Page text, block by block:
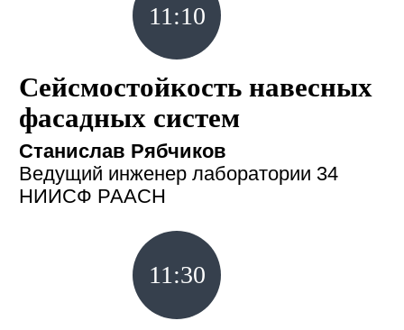
11:10
Сейсмостойкость навесных
фасадных систем
Станислав Рябчиков
Ведущий инженер лаборатории 34
НИИСФ РААСН
11:30